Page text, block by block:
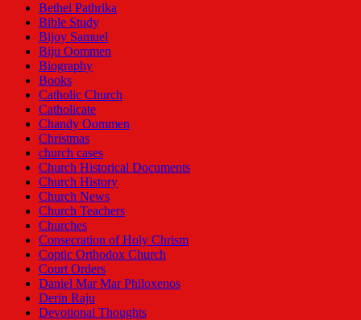
Bethel Pathrika
Bible Study
Bijoy Samuel
Biju Oommen
Biography
Books
Catholic Church
Catholicate
Chandy Oommen
Christmas
church cases
Church Historical Documents
Church History
Church News
Church Teachers
Churches
Consecration of Holy Chrism
Coptic Orthodox Church
Court Orders
Daniel Mar Mar Philoxenos
Derin Raju
Devotional Thoughts